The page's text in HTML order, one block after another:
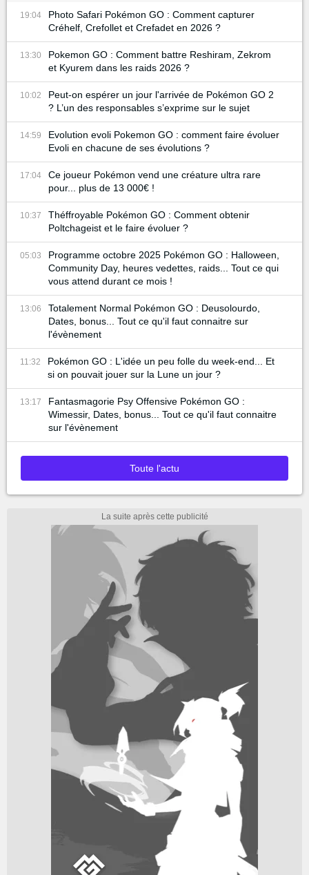
19:04
Photo Safari Pokémon GO : Comment capturer
Créhelf, Crefollet et Crefadet en 2026 ?
13:30
Pokemon GO : Comment battre Reshiram, Zekrom
et Kyurem dans les raids 2026 ?
10:02
Peut-on espérer un jour l'arrivée de Pokémon GO 2
? L’un des responsables s’exprime sur le sujet
14:59
Evolution evoli Pokemon GO : comment faire évoluer
Evoli en chacune de ses évolutions ?
17:04
Ce joueur Pokémon vend une créature ultra rare
pour... plus de 13 000€ !
10:37
Théffroyable Pokémon GO : Comment obtenir
Poltchageist et le faire évoluer ?
05:03
Programme octobre 2025 Pokémon GO : Halloween,
Community Day, heures vedettes, raids... Tout ce qui
vous attend durant ce mois !
13:06
Totalement Normal Pokémon GO : Deusolourdo,
Dates, bonus... Tout ce qu'il faut connaitre sur
l'évènement
11:32
Pokémon GO : L'idée un peu folle du week-end... Et
si on pouvait jouer sur la Lune un jour ?
13:17
Fantasmagorie Psy Offensive Pokémon GO :
Wimessir, Dates, bonus... Tout ce qu'il faut connaitre
sur l'évènement
Toute l'actu